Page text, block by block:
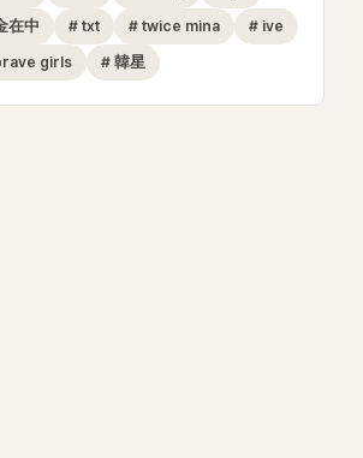
在中 # txt # twice mina # ive
girls # 韓星